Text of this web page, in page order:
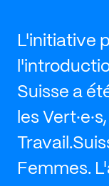
L'initiative
Suisse a
les
Femmes.